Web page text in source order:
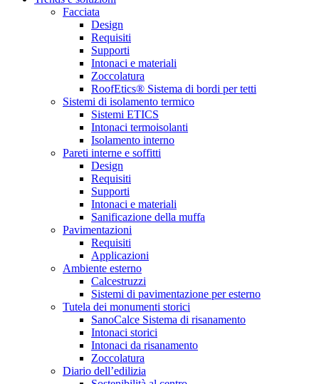
Facciata
Design
Requisiti
Supporti
Intonaci e materiali
Zoccolatura
RoofEtics® Sistema di bordi per tetti
Sistemi di isolamento termico
Sistemi ETICS
Intonaci termoisolanti
Isolamento interno
Pareti interne e soffitti
Design
Requisiti
Supporti
Intonaci e materiali
Sanificazione della muffa
Pavimentazioni
Requisiti
Applicazioni
Ambiente esterno
Calcestruzzi
Sistemi di pavimentazione per esterno
Tutela dei monumenti storici
SanoCalce Sistema di risanamento
Intonaci storici
Intonaci da risanamento
Zoccolatura
Diario dell’edilizia